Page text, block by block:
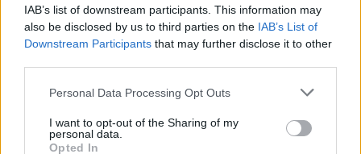
IAB’s list of downstream participants. This information may
also be disclosed by us to third parties on the IAB’s List of
Downstream Participants that may further disclose it to other
Personal Data Processing Opt Outs
I want to opt-out of the Sharing of my
personal data.
Opted In
l'angolo.